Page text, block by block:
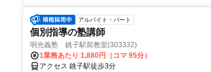
アルバイト・パート
個別指導の塾講師
明光義塾 銚子駅前教室(303332)
1業務あたり 1,880円（コマ 95分）
アクセス 銚子駅徒歩3分